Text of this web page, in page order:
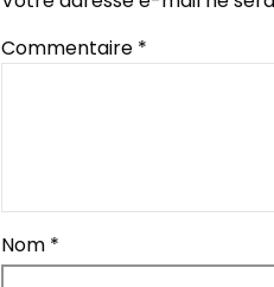
Commentaire *
Nom *